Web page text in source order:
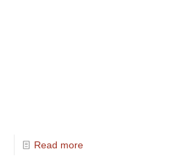
Read more